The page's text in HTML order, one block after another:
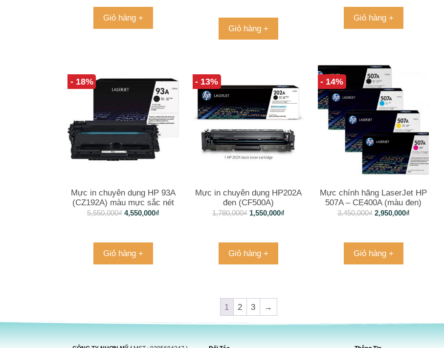
Giỏ hàng +
Giỏ hàng +
Giỏ hàng +
- 18%
Mực in chuyên dụng HP 93A
(CZ192A) màu mực sắc nét
5,550,000₫ 4,550,000₫
Giỏ hàng +
- 13%
Mực in chuyên dụng HP202A
đen (CF500A)
1,780,000₫ 1,550,000₫
Giỏ hàng +
- 14%
Mực chính hãng LaserJet HP
507A – CE400A (màu đen)
3,450,000₫ 2,950,000₫
Giỏ hàng +
1 2 3 →